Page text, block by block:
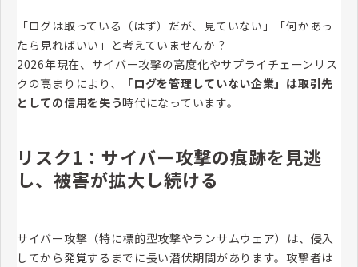
「ログは取っている（はず）だが、見ていない」「何かあっ
たら見ればいい」と考えていませんか？
2026年現在、サイバー攻撃の高度化やサプライチェーンリス
クの高まりにより、
「ログを管理していない企業」は取引先
としての信用を失う時代になっています。
リスク1：サイバー攻撃の痕跡を見逃
し、被害が拡大し続ける
サイバー攻撃（特に標的型攻撃やランサムウェア）は、侵入
してから発覚するまでに長い潜伏期間があります。攻撃者は